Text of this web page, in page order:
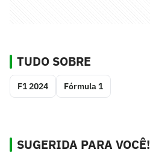
TUDO SOBRE
F1 2024 Fórmula 1
SUGERIDA PARA VOCÊ!